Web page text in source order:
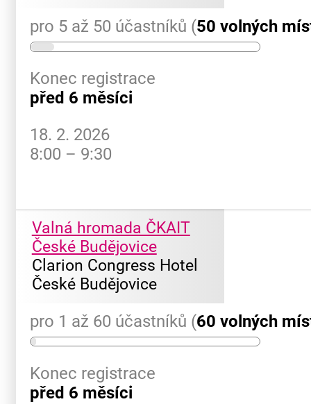
pro 5 až 50 účastníků (50 volných
Konec registrace
před 6 měsíci
18. 2. 2026
8:00 – 9:30
Valná hromada ČKAIT
České Budějovice
Clarion Congress Hotel
České Budějovice
pro 1 až 60 účastníků (60 volných
Konec registrace
před 6 měsíci